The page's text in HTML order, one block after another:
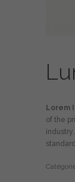
Lorem
of the